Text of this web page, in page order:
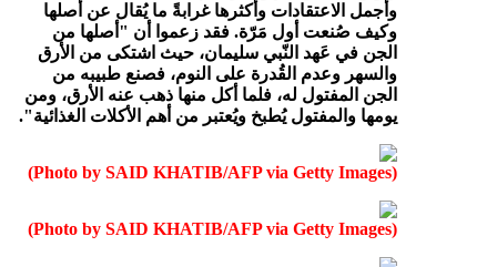
وأجمل الاعتقادات وأكثرها غرابةً ما يُقال عن أصلها
وكيف صُنعت أول مَرّة. فقد زعموا أن "أصلها من
الجن في عَهد النّبي سليمان، حيث اشتكى من الأرق
والسهر وعدم القُدرة على النوم، فصنع طبيبه من
الجن المفتول له، فلما أكل منها ذهب عنه الأرق، ومن
يومها والمفتول يُطبخ ويُعتبر من أهم الأكلات الغذائية".
(Photo by SAID KHATIB/AFP via Getty Images
)
(Photo by SAID KHATIB/AFP via Getty Images)